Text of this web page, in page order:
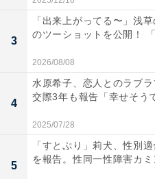
3
「出来上がってる〜」浅
のツーショットを公開！
2026/08/08
4
水原希子、恋人とのラブラ
交際3年も報告「幸せそう
2025/07/28
5
「すとぷり」莉犬、性別
を報告。性同一性障害カ